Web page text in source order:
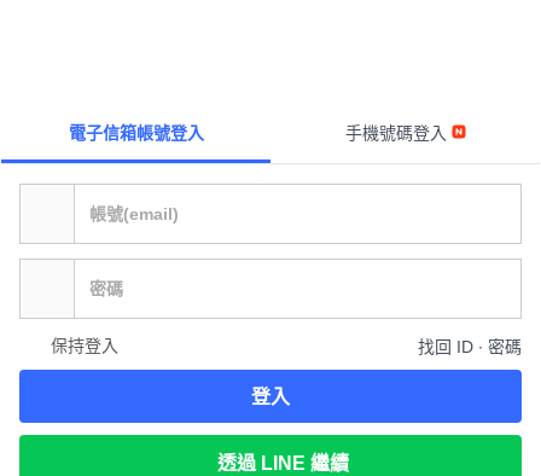
電子信箱帳號登入 手機號碼登入
保持登入 找回 ID ∙ 密碼
登入
透過 LINE 繼續